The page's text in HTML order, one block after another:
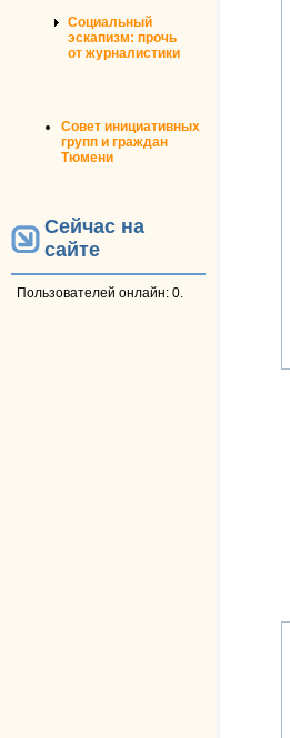
Социальный
эскапизм: прочь
от журналистики
Совет инициативных
групп и граждан
Тюмени
Сейчас на
сайте
Пользователей онлайн: 0.